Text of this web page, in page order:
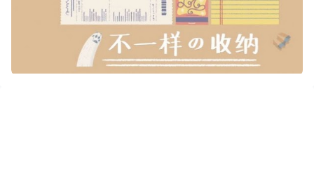
收納達人最新版特色
1、從猫咪、水果、化妝品、鍵盤等物品的收集，難度逐漸
新增。